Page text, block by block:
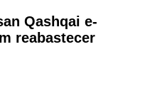
Qashqai e-
reabastecer